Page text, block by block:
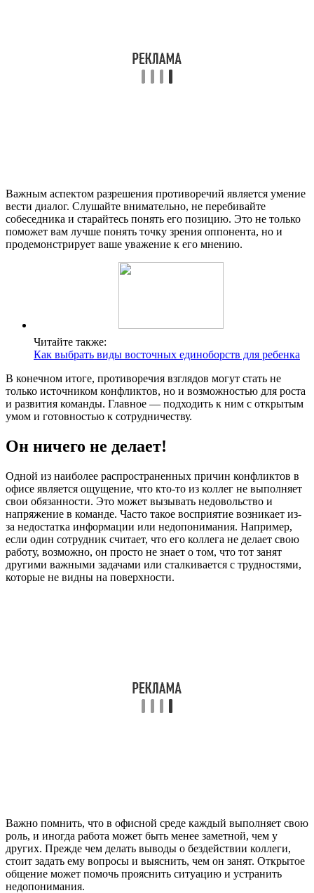
Важным аспектом разрешения противоречий является умение
вести диалог. Слушайте внимательно, не перебивайте
собеседника и старайтесь понять его позицию. Это не только
поможет вам лучше понять точку зрения оппонента, но и
продемонстрирует ваше уважение к его мнению.
Читайте также:
Как выбрать виды восточных единоборств для ребенка
В конечном итоге, противоречия взглядов могут стать не
только источником конфликтов, но и возможностью для роста
и развития команды. Главное — подходить к ним с открытым
умом и готовностью к сотрудничеству.
Он ничего не делает!
Одной из наиболее распространенных причин конфликтов в
офисе является ощущение, что кто-то из коллег не выполняет
свои обязанности. Это может вызывать недовольство и
напряжение в команде. Часто такое восприятие возникает из-
за недостатка информации или недопонимания. Например,
если один сотрудник считает, что его коллега не делает свою
работу, возможно, он просто не знает о том, что тот занят
другими важными задачами или сталкивается с трудностями,
которые не видны на поверхности.
Важно помнить, что в офисной среде каждый выполняет свою
роль, и иногда работа может быть менее заметной, чем у
других. Прежде чем делать выводы о бездействии коллеги,
стоит задать ему вопросы и выяснить, чем он занят. Открытое
общение может помочь прояснить ситуацию и устранить
недопонимания.